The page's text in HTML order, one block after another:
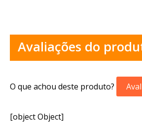
Avaliações do
O que achou deste produto?
[object Object]